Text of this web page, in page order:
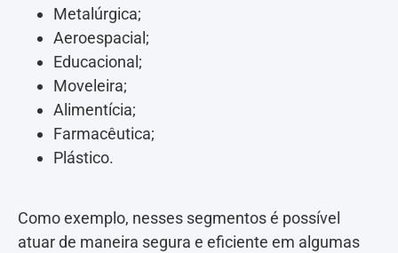
Metalúrgica;
Aeroespacial;
Educacional;
Moveleira;
Alimentícia;
Farmacêutica;
Plástico.
Como exemplo, nesses segmentos é possível
atuar de maneira segura e eficiente em algumas